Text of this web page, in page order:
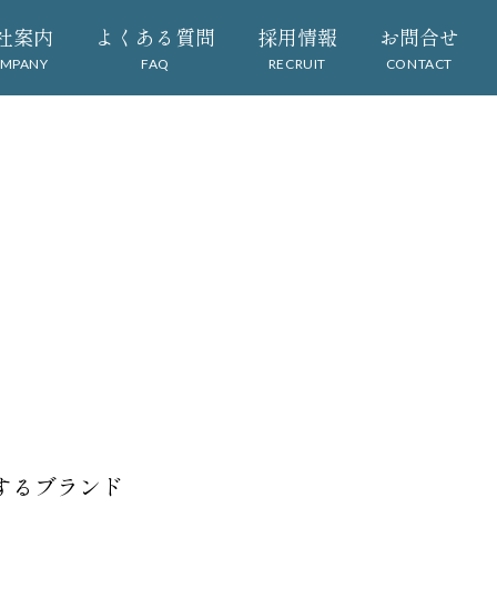
案内 よくある質問
FAQ
採用情報
RECRUIT
お問合せ
CONTACT
るブランド